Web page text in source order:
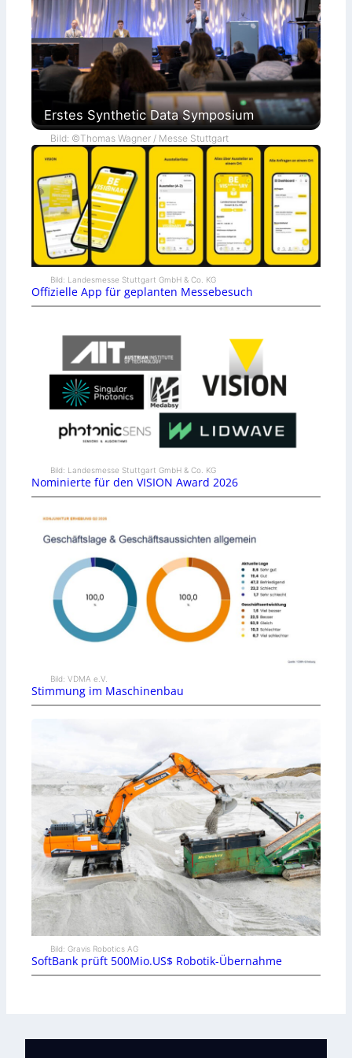
Erstes Synthetic Data Symposium
Bild: ©Thomas Wagner / Messe Stuttgart
Bild: Landesmesse Stuttgart GmbH & Co. KG
Offizielle App für geplanten Messebesuch
Bild: Landesmesse Stuttgart GmbH & Co. KG
Nominierte für den VISION Award 2026
Bild: VDMA e.V.
Stimmung im Maschinenbau
Bild: Gravis Robotics AG
SoftBank prüft 500Mio.US$ Robotik-Übernahme